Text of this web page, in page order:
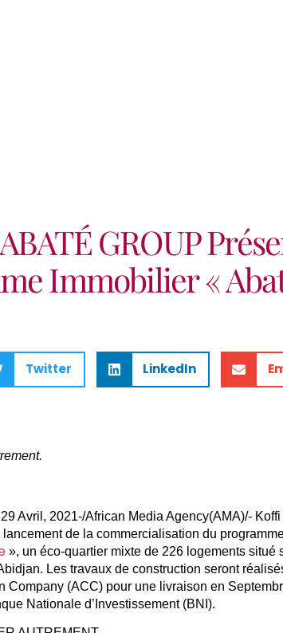
GROUP
Immobilier «
Twitter LinkedIn
Avril, 2021-/African Media Agency(AMA)/-
lancement de la commercialisation du
», un éco-quartier mixte de 226 logements situé
Les travaux de construction seront
Company (ACC)pour une livraison en
Nationale d’Investissement(BNI ).